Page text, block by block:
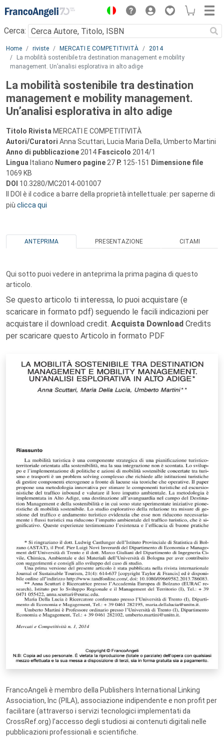
Menu
Cerca:
Main content
Home riviste MERCATI E COMPETITIVITÀ
2014
La mobilità sostenibile tra destination management e mobility
management. Un’analisi esplorativa in alto adige
La mobilità sostenibile tra destination
management e mobility management.
Un’analisi esplorativa in alto adige
Titolo Rivista MERCATI E COMPETITIVITÀ
Autori/Curatori Anna Scuttari, Lucia Maria Della, Umberto Martini
Anno di pubblicazione 2014 Fascicolo 2014/1
Lingua Italiano Numero pagine 27 P. 125-151 Dimensione file
1069 KB
DOI 10.3280/MC2014-001007
Il DOI è il codice a barre della proprietà intellettuale: per saperne di
più clicca qui
ANTEPRIMA PRESENTAZIONE CITAMI
Qui sotto puoi vedere in anteprima la prima pagina di questo
articolo.
Se questo articolo ti interessa, lo puoi acquistare (e
scaricare in formato pdf) seguendo le facili indicazioni per
acquistare il download credit. Acquista Download Credits
per scaricare questo Articolo in formato PDF
FrancoAngeli è membro della Publishers International Linking
Association, Inc (PILA), associazione indipendente e non profit per
facilitare (attraverso i servizi tecnologici implementati da
CrossRef.org) l’accesso degli studiosi ai contenuti digitali nelle
pubblicazioni professionali e scientifiche.